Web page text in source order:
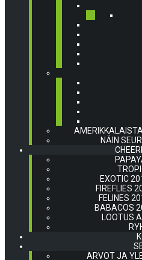
NÄIN
EXOTIC
FIREFLIES
FELINES
BABACOS
LOOTUS
ARVOT JA